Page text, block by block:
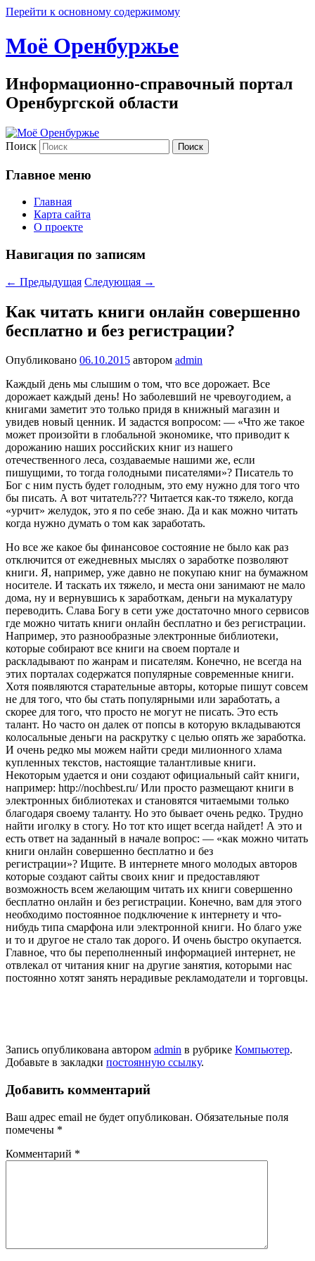
Перейти к основному содержимому
Моё Оренбуржье
Информационно-справочный портал
Оренбургской области
Поиск
Главное меню
Главная
Карта сайта
О проекте
Навигация по записям
← Предыдущая Следующая →
Как читать книги онлайн совершенно
бесплатно и без регистрации?
Опубликовано 06.10.2015 автором admin
Каждый день мы слышим о том, что все дорожает. Все
дорожает каждый день! Но заболевший не чревоугодием, а
книгами заметит это только придя в книжный магазин и
увидев новый ценник. И задастся вопросом: — «Что же такое
может произойти в глобальной экономике, что приводит к
дорожанию наших российских книг из нашего
отечественного леса, создаваемые нашими же, если
пишущими, то тогда голодными писателями»? Писатель то
Бог с ним пусть будет голодным, это ему нужно для того что
бы писать. А вот читатель??? Читается как-то тяжело, когда
«урчит» желудок, это я по себе знаю. Да и как можно читать
когда нужно думать о том как заработать.
Но все же какое бы финансовое состояние не было как раз
отключится от ежедневных мыслях о заработке позволяют
книги. Я, например, уже давно не покупаю книг на бумажном
носителе. И таскать их тяжело, и места они занимают не мало
дома, ну и вернувшись к заработкам, деньги на мукалатуру
переводить. Слава Богу в сети уже достаточно много сервисов
где можно читать книги онлайн бесплатно и без регистрации.
Например, это разнообразные электронные библиотеки,
которые собирают все книги на своем портале и
раскладывают по жанрам и писателям. Конечно, не всегда на
этих порталах содержатся популярные современные книги.
Хотя появляются старательные авторы, которые пишут совсем
не для того, что бы стать популярными или заработать, а
скорее для того, что просто не могут не писать. Это есть
талант. Но часто он далек от попсы в которую вкладываются
колосальные деньги на раскрутку с целью опять же заработка.
И очень редко мы можем найти среди милионного хлама
купленных текстов, настоящие талантливые книги.
Некоторым удается и они создают официальный сайт книги,
например: http://nochbest.ru/ Или просто размещают книги в
электронных библиотеках и становятся читаемыми только
благодаря своему таланту. Но это бывает очень редко. Трудно
найти иголку в стогу. Но тот кто ищет всегда найдет! А это и
есть ответ на заданный в начале вопрос: — «как можно читать
книги онлайн совершенно бесплатно и без
регистрации»? Ищите. В интернете много молодых авторов
которые создают сайты своих книг и предоставляют
возможность всем желающим читать их книги совершенно
бесплатно онлайн и без регистрации. Конечно, вам для этого
необходимо постоянное подключение к интернету и что-
нибудь типа смарфона или электронной книги. Но благо уже
и то и другое не стало так дорого. И очень быстро окупается.
Главное, что бы переполненный информацией интернет, не
отвлекал от читания книг на другие занятия, которыми нас
постоянно хотят занять нерадивые рекламодатели и торговцы.
Запись опубликована автором admin в рубрике Компьютер.
Добавьте в закладки постоянную ссылку.
Добавить комментарий
Ваш адрес email не будет опубликован. Обязательные поля
помечены *
Комментарий *